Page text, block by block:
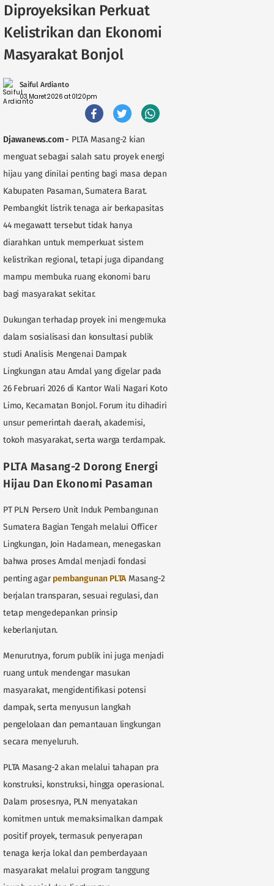
Diproyeksikan Perkuat
Kelistrikan dan Ekonomi
Masyarakat Bonjol
Saiful Ardianto
03 Maret 2026 at 01:20pm
Djawanews.com - PLTA Masang-2 kian
menguat sebagai salah satu proyek energi
hijau yang dinilai penting bagi masa depan
Kabupaten Pasaman, Sumatera Barat.
Pembangkit listrik tenaga air berkapasitas
44 megawatt tersebut tidak hanya
diarahkan untuk memperkuat sistem
kelistrikan regional, tetapi juga dipandang
mampu membuka ruang ekonomi baru
bagi masyarakat sekitar.
Dukungan terhadap proyek ini mengemuka
dalam sosialisasi dan konsultasi publik
studi Analisis Mengenai Dampak
Lingkungan atau Amdal yang digelar pada
26 Februari 2026 di Kantor Wali Nagari Koto
Limo, Kecamatan Bonjol. Forum itu dihadiri
unsur pemerintah daerah, akademisi,
tokoh masyarakat, serta warga terdampak.
PLTA Masang-2 Dorong Energi
Hijau Dan Ekonomi Pasaman
PT PLN Persero Unit Induk Pembangunan
Sumatera Bagian Tengah melalui Officer
Lingkungan, Join Hadamean, menegaskan
bahwa proses Amdal menjadi fondasi
penting agar pembangunan PLTAMasang-2
berjalan transparan, sesuai regulasi, dan
tetap mengedepankan prinsip
keberlanjutan.
Menurutnya, forum publik ini juga menjadi
ruang untuk mendengar masukan
masyarakat, mengidentifikasi potensi
dampak, serta menyusun langkah
pengelolaan dan pemantauan lingkungan
secara menyeluruh.
PLTA Masang-2 akan melalui tahapan pra
konstruksi, konstruksi, hingga operasional.
Dalam prosesnya, PLN menyatakan
komitmen untuk memaksimalkan dampak
positif proyek, termasuk penyerapan
tenaga kerja lokal dan pemberdayaan
masyarakat melalui program tanggung